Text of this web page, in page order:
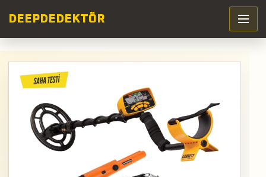
DEEP DEDEKTÖR